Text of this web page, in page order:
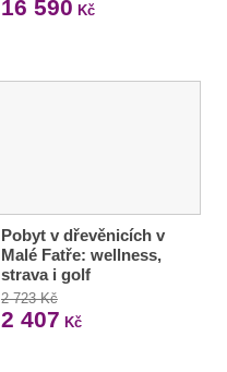
16 590 Kč
Pobyt v dřevěnicích v
Malé Fatře: wellness,
strava i golf
2 723 Kč
2 407 Kč